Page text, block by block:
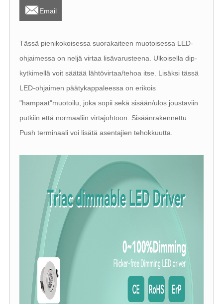
Email
Tässä pienikokoisessa suorakaiteen muotoisessa LED-
ohjaimessa on neljä virtaa lisävarusteena. Ulkoisella dip-
kytkimellä voit säätää lähtövirtaa/tehoa itse. Lisäksi tässä
LED-ohjaimen päätykappaleessa on erikois
"hampaat"muotoilu, joka sopii sekä sisään/ulos joustaviin
putkiin että normaaliin virtajohtoon. Sisäänrakennettu
Push terminaali voi lisätä asentajien tehokkuutta.